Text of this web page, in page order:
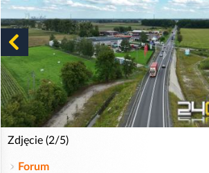
Zdjęcie (2/5)
Forum